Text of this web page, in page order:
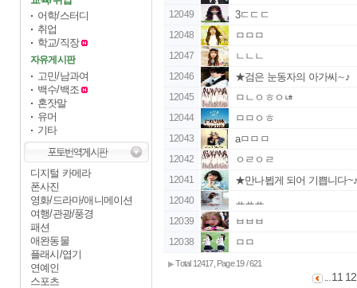
어학/스터디
취업
학교/직장
자유게시판
고민/남과여
백수/백조
혼잣말
유머
기타
디지털 카메라
폰사진
영화/드라마/애니메이션
여행/관광/풍경
패션
애완동물
플래시/엽기
연예인
스포츠
12049 3ㄷㄷㄷ
12048 ㅁㅁㅁ
12047 ㄴㄴㄴ
12046 ★검은 눈동자의 아가씨∼♪
12045 ㅁㄴㅇㅎㅇㄶ
12044 ㅁㅁㅇㅎ
12043 aㅁㅁㅁ
12042 ㅇㄹㅇㄹ
12041 ★만나뵙게 되어 기쁩니다
12040 ㅛㅛㅛ
12039 ㅂㅂㅂ
12038 ㅁㅁ
▶ Total 12417, Page 19 / 621
... 11 12